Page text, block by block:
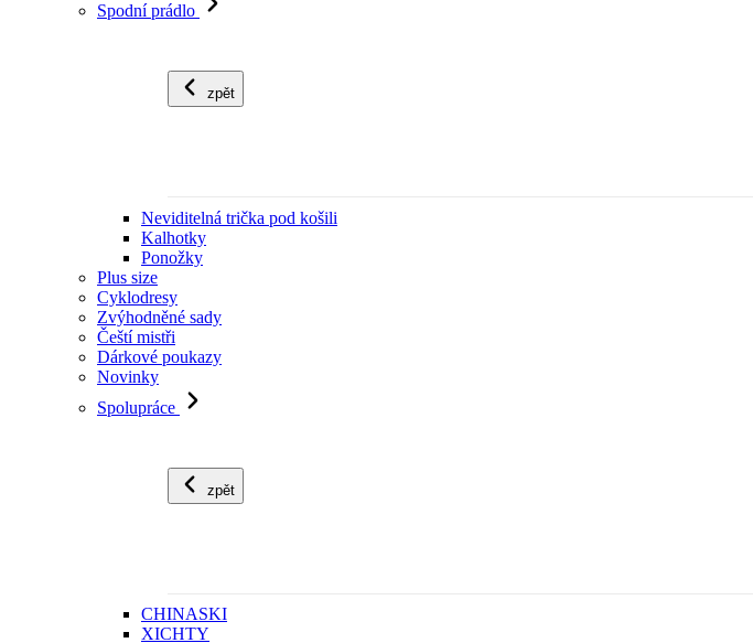
Spodní prádlo
zpět
Neviditelná trička pod košili
Kalhotky
Ponožky
Plus size
Cyklodresy
Zvýhodněné sady
Čeští mistři
Dárkové poukazy
Novinky
Spolupráce
zpět
CHINASKI
XICHTY